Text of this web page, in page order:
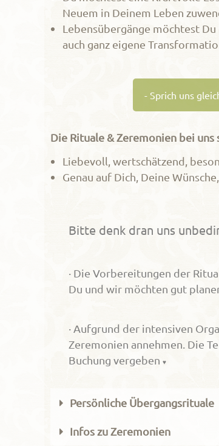
Neuem in Deinem Leben
Lebensübergänge möchtest
auch ganz eigene
- Sprich uns
Die Rituale & Zeremonien bei uns
Liebevoll, wertschätzend,
Genau auf Dich, Deine
Bitte denk dran uns
· Die Vorbereitungen der
Du und wir möchten gut
· Aufgrund der intensiven
Zeremonien annehmen. Die
Buchung vergeben ♥
Persönliche Übergangsrituale
Infos zu Zeremonien